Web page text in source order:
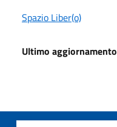
Spazio Liber(o)
Ultimo aggiornamento